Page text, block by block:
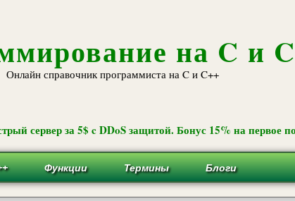
на C и
Онлайн справочник программиста на C и C++
сервер за 5$ c DDoS защитой. Бонус 15% на первое
Функции Термины Блоги